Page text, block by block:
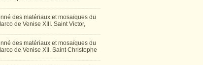
des matériaux et mosaïques du
de Venise XIII. Saint Victor,
des matériaux et mosaïques du
de Venise XII. Saint Christophe